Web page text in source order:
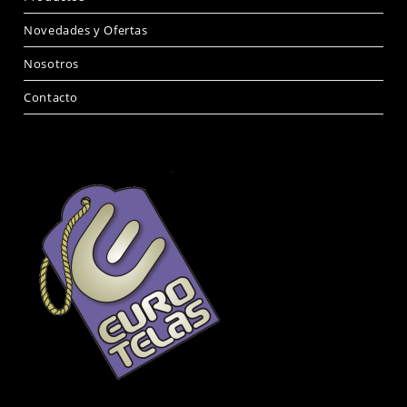
Novedades y Ofertas
Nosotros
Contacto